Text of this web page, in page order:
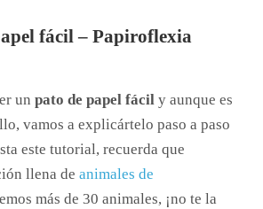
fácil – Papiroflexia
un pato de papel fácil y aunque es
vamos a explicártelo paso a paso
este tutorial, recuerda que
llena de animales de
más de 30 animales, ¡no te la